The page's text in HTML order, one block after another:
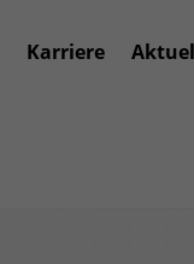
Karriere